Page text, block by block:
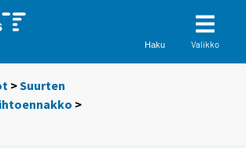
Haku Valikko
>Suurten
>